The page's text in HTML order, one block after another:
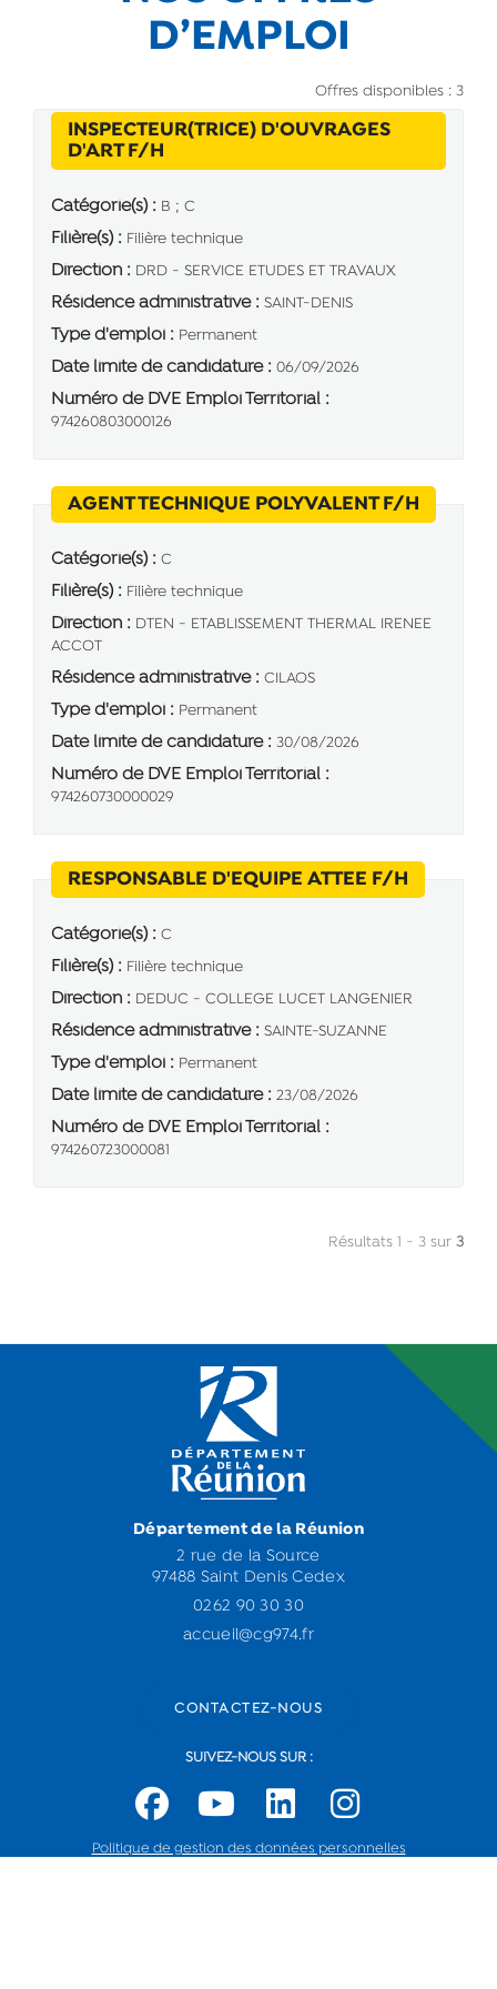
D’EMPLOI
Offres disponibles : 3
INSPECTEUR(TRICE) D'OUVRAGES
D'ART F/H
Catégorie(s) : B ; C
Filière(s) : Filière technique
Direction : DRD - SERVICE ETUDES ET TRAVAUX
Résidence administrative : SAINT-DENIS
Type d'emploi : Permanent
Date limite de candidature : 06/09/2026
Numéro de DVE Emploi Territorial :
974260803000126
AGENT TECHNIQUE POLYVALENT F/H
Catégorie(s) : C
Filière(s) : Filière technique
Direction : DTEN - ETABLISSEMENT THERMAL IRENEE
ACCOT
Résidence administrative : CILAOS
Type d'emploi : Permanent
Date limite de candidature : 30/08/2026
Numéro de DVE Emploi Territorial :
974260730000029
RESPONSABLE D'EQUIPE ATTEE F/H
Catégorie(s) : C
Filière(s) : Filière technique
Direction : DEDUC - COLLEGE LUCET LANGENIER
Résidence administrative : SAINTE-SUZANNE
Type d'emploi : Permanent
Date limite de candidature : 23/08/2026
Numéro de DVE Emploi Territorial :
974260723000081
Résultats 1 - 3 sur 3
Département de la Réunion
2 rue de la Source
97488 Saint Denis Cedex
0262 90 30 30
accueil@cg974.fr
CONTACTEZ-NOUS
SUIVEZ-NOUS SUR :
Politique de gestion des données personnelles